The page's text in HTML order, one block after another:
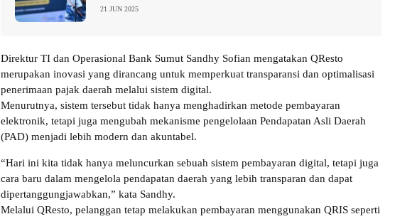
21 JUN 2025
Direktur TI dan Operasional Bank Sumut Sandhy Sofian mengatakan QResto
merupakan inovasi yang dirancang untuk memperkuat transparansi dan optimalisasi
penerimaan pajak daerah melalui sistem digital.
Menurutnya, sistem tersebut tidak hanya menghadirkan metode pembayaran
elektronik, tetapi juga mengubah mekanisme pengelolaan Pendapatan Asli Daerah
(PAD) menjadi lebih modern dan akuntabel.
“Hari ini kita tidak hanya meluncurkan sebuah sistem pembayaran digital, tetapi juga
cara baru dalam mengelola pendapatan daerah yang lebih transparan dan dapat
dipertanggungjawabkan,” kata Sandhy.
Melalui QResto, pelanggan tetap melakukan pembayaran menggunakan QRIS seperti